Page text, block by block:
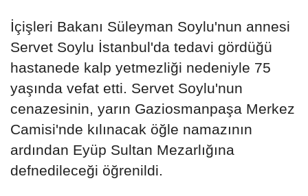
İçişleri Bakanı Süleyman Soylu'nun annesi
Servet Soylu İstanbul'da tedavi gördüğü
hastanede kalp yetmezliği nedeniyle 75
yaşında vefat etti. Servet Soylu'nun
cenazesinin, yarın Gaziosmanpaşa Merkez
Camisi'nde kılınacak öğle namazının
ardından Eyüp Sultan Mezarlığına
defnedileceği öğrenildi.